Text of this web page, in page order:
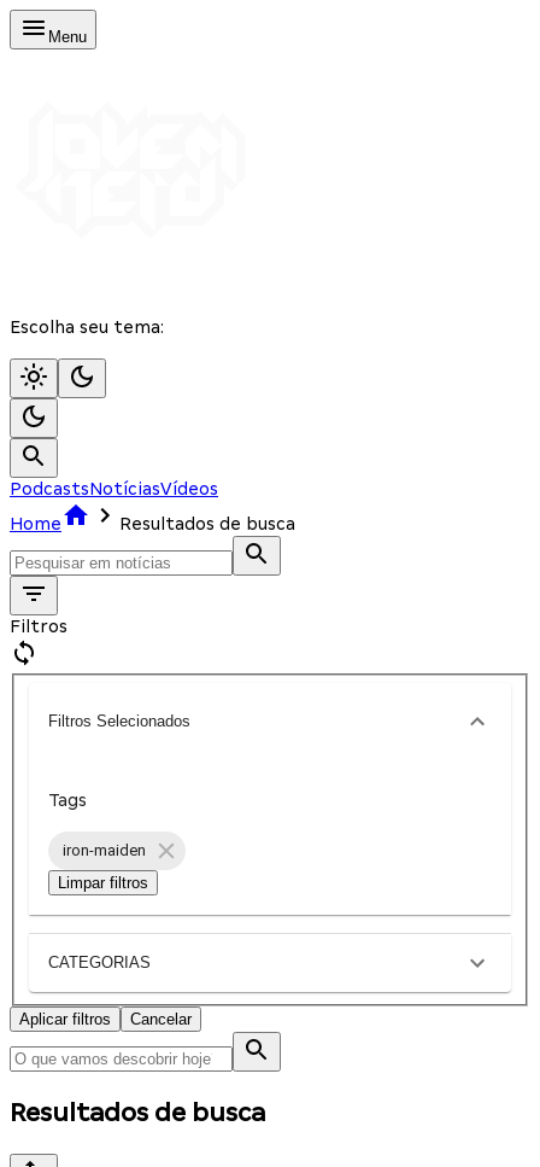
Menu
Escolha seu tema:
PodcastsNotíciasVídeos
Home
Resultados de busca
Filtros
Filtros Selecionados
Tags
iron-maiden
Limpar filtros
CATEGORIAS
Aplicar filtros Cancelar
Resultados de busca